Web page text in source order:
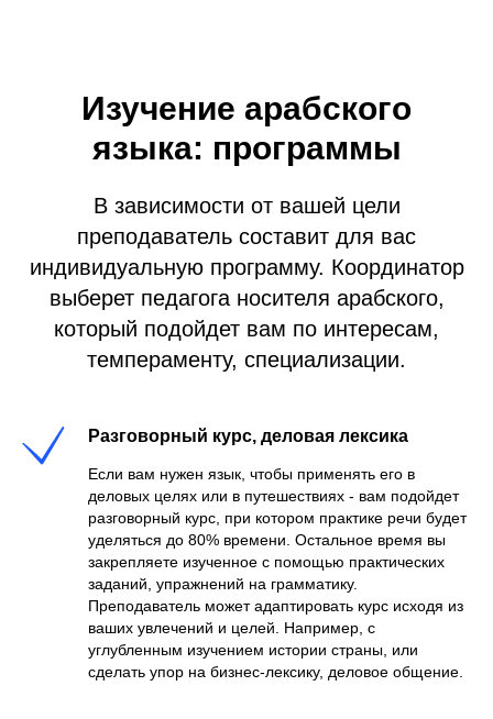
Изучение арабского
языка: программы
В зависимости от вашей цели
преподаватель составит для вас
индивидуальную программу. Координатор
выберет педагога носителя арабского,
который подойдет вам по интересам,
темпераменту, специализации.
Разговорный курс, деловая лексика
Если вам нужен язык, чтобы применять его в
деловых целях или в путешествиях - вам подойдет
разговорный курс, при котором практике речи будет
уделяться до 80% времени. Остальное время вы
закрепляете изученное с помощью практических
заданий, упражнений на грамматику.
Преподаватель может адаптировать курс исходя из
ваших увлечений и целей. Например, с
углубленным изучением истории страны, или
сделать упор на бизнес-лексику, деловое общение.